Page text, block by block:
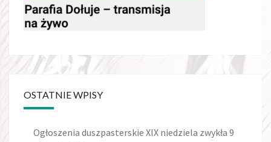
OSTATNIE WPISY
Ogłoszenia duszpasterskie XIX niedziela zwykła 9